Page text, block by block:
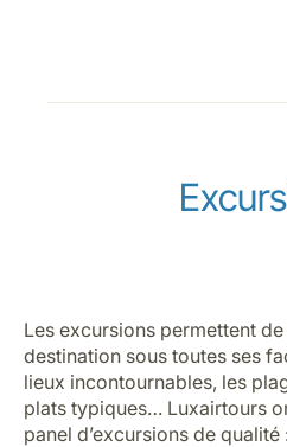
Les excursions permettent
destination sous toutes ses
lieux incontournables, les
plats typiques… Luxairtours
panel d’excursions de qualité